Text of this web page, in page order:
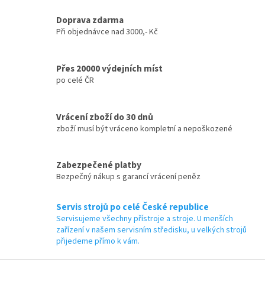
v
i
s
Doprava zdarma
Při objednávce nad 3000,- Kč
Přes 20000 výdejních míst
po celé ČR
Vrácení zboží do 30 dnů
zboží musí být vráceno kompletní a nepoškozené
Zabezpečené platby
Bezpečný nákup s garancí vrácení peněz
Servis strojů po celé České republice
Servisujeme všechny přístroje a stroje. U menších
zařízení v našem servisním středisku, u velkých strojů
přijedeme přímo k vám.